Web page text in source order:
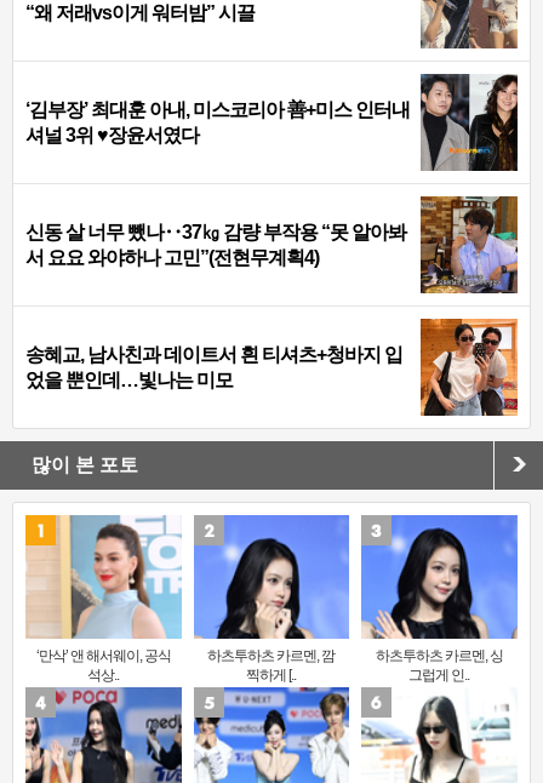
“왜 저래vs이게 워터밤” 시끌
‘김부장’ 최대훈 아내, 미스코리아 善+미스 인터내
셔널 3위 ♥장윤서였다
신동 살 너무 뺐나‥37㎏ 감량 부작용 “못 알아봐
서 요요 와야하나 고민”(전현무계획4)
송혜교, 남사친과 데이트서 흰 티셔츠+청바지 입
었을 뿐인데…빛나는 미모
많이 본 포토
‘만삭’ 앤 해서웨이, 공식
석상..
하츠투하츠 카르멘, 깜
찍하게 [..
하츠투하츠 카르멘, 싱
그럽게 인..